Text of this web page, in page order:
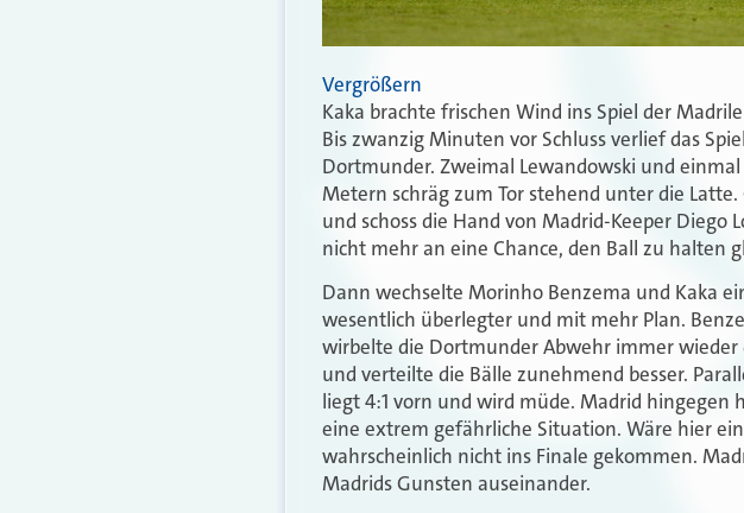
Vergrößern
Kaka brachte frischen Wind ins Spiel der
Bis zwanzig Minuten vor Schluss verlief das
Dortmunder. Zweimal Lewandowski und
Metern schräg zum Tor stehend unter die
und schoss die Hand von Madrid-Keeper
nicht mehr an eine Chance, den Ball zu halten
Dann wechselte Morinho Benzema und Kaka
wesentlich überlegter und mit mehr Plan.
wirbelte die Dortmunder Abwehr immer
und verteilte die Bälle zunehmend besser.
liegt 4:1 vorn und wird müde. Madrid hingegen
eine extrem gefährliche Situation. Wäre hier
wahrscheinlich nicht ins Finale gekommen.
Madrids Gunsten auseinander.